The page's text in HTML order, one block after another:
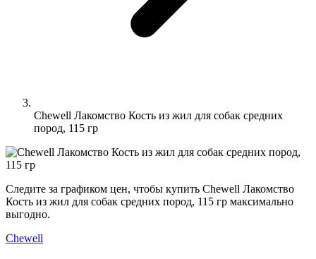
Chewell Лакомство Кость из жил для собак средних
пород, 115 гр
Следите за графиком цен, чтобы купить Chewell Лакомство
Кость из жил для собак средних пород, 115 гр максимально
выгодно.
Chewell